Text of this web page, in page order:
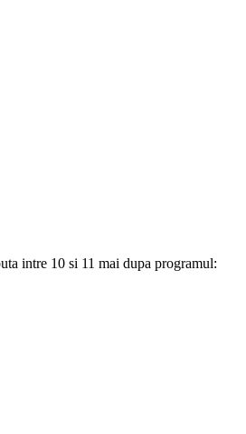
intre 10 si 11 mai dupa programul: